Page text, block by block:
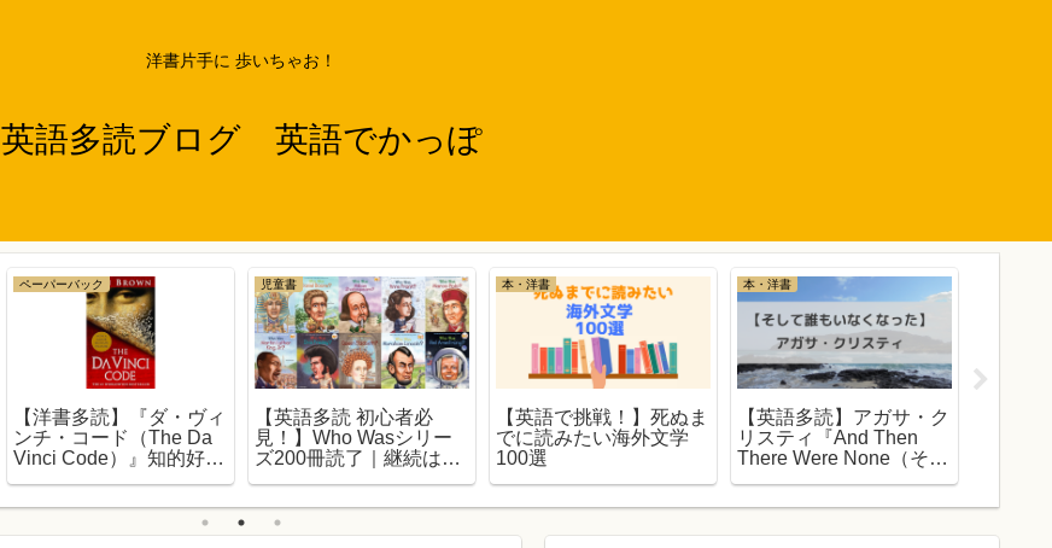
洋書片手に 歩いちゃお！
英語多読ブログ 英語でかっぽ
ペーパーバック
【洋書多読】『ダ・ヴィ
ンチ・コード（The Da
Vinci Code）』知的好奇
児童書
【英語多読 初心者必
見！】Who Wasシリー
ズ200冊読了｜継続は力
本・洋書
【英語で挑戦！】死ぬま
でに読みたい海外文学
100選
本・洋書
【英語多読】アガサ・ク
リスティ『And Then
There Were None（そし